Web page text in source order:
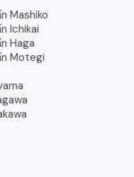
Mashiko
Ichikai
Haga
Motegi